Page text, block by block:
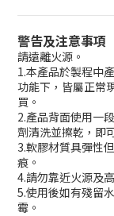
警告及注意事項
請遠離火源。
1.本產品於製程中
功能下，皆屬正常
買。
2.產品背面使用一
劑清洗並擦乾，即
3.軟膠材質具彈性
痕。
4.請勿靠近火源及
5.使用後如有殘留
霉。